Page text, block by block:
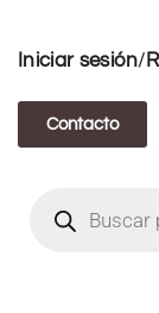
Iniciar sesión/
Contacto